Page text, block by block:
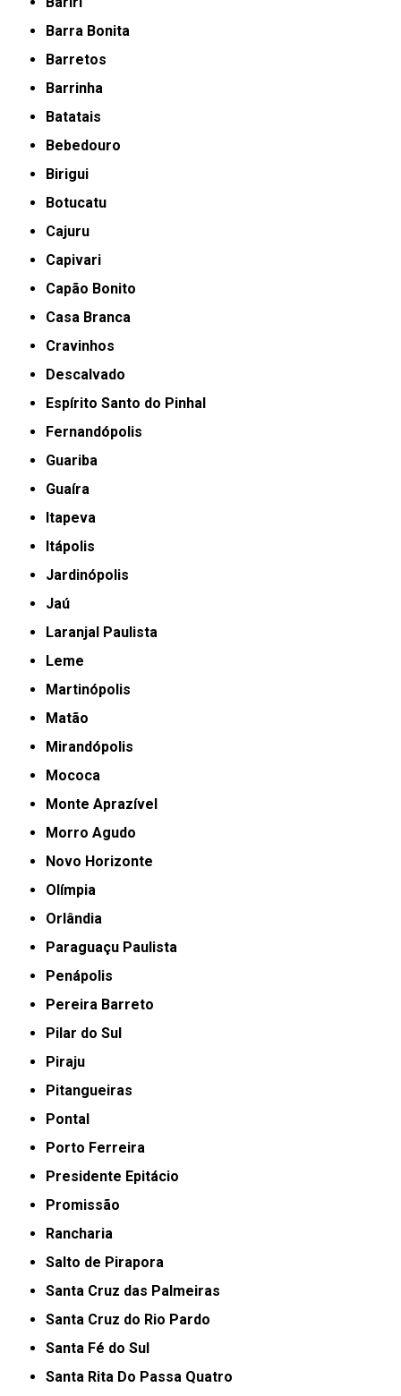
Barra Bonita
Barretos
Barrinha
Batatais
Bebedouro
Birigui
Botucatu
Cajuru
Capivari
Capão Bonito
Casa Branca
Cravinhos
Descalvado
Espírito Santo do Pinhal
Fernandópolis
Guariba
Guaíra
Itapeva
Itápolis
Jardinópolis
Jaú
Laranjal Paulista
Leme
Martinópolis
Matão
Mirandópolis
Mococa
Monte Aprazível
Morro Agudo
Novo Horizonte
Olímpia
Orlândia
Paraguaçu Paulista
Penápolis
Pereira Barreto
Pilar do Sul
Piraju
Pitangueiras
Pontal
Porto Ferreira
Presidente Epitácio
Promissão
Rancharia
Salto de Pirapora
Santa Cruz das Palmeiras
Santa Cruz do Rio Pardo
Santa Fé do Sul
Santa Rita Do Passa Quatro